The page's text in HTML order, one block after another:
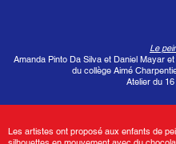
Le
Amanda Pinto Da Silva et Daniel Mayar
du collège Aimé
Atelier du
Les artistes ont proposé aux enfants de